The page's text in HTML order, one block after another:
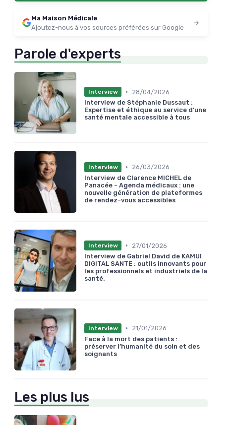
Ma Maison Médicale
Ajoutez-nous à vos sources préférées sur Google
Parole d'experts
Interview •
28/04/2026
Interview de Stéphanie Dussaut :
Expertise et éthique au service d’une
santé mentale accessible à tous
Interview •
26/03/2026
Interview de Clarence MICHEL de
Panacée - Agenda médicaux : une
nouvelle génération de plateformes
de rendez-vous accessibles
Interview •
27/01/2026
Interview de Gabriel David de KAMUI
DIGITAL SANTE : outils innovants pour
les professionnels et industriels de la
santé.
Interview •
21/01/2026
Face à la mort des patients :
préserver l’humanité du soin et des
soignants
Les plus lus